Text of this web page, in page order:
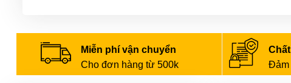
Miễn phí vận chuyển
Cho đơn hàng từ 500k
Đảm